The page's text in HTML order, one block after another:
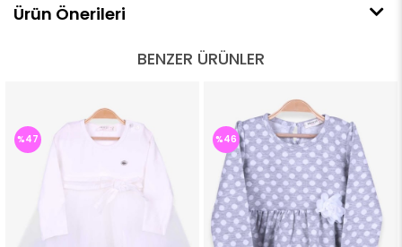
Ürün Önerileri
BENZER ÜRÜNLER
%47 %46